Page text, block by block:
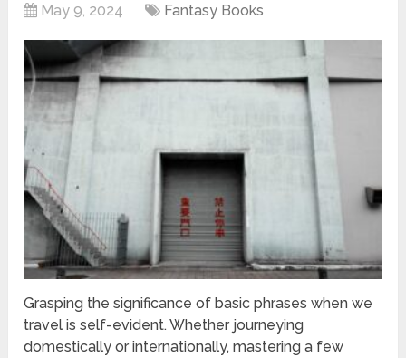
May 9, 2024 Fantasy Books
Grasping the significance of basic phrases when we
travel is self-evident. Whether journeying
domestically or internationally, mastering a few